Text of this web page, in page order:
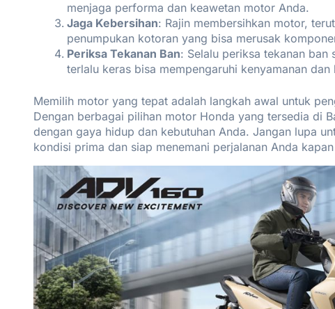
menjaga performa dan keawetan motor Anda.
Jaga Kebersihan: Rajin membersihkan motor,
penumpukan kotoran yang bisa merusak
Periksa Tekanan Ban: Selalu periksa tekanan ban
terlalu keras bisa mempengaruhi kenyamanan dan
Memilih motor yang tepat adalah langkah awal untuk
Dengan berbagai pilihan motor Honda yang tersedia di
dengan gaya hidup dan kebutuhan Anda. Jangan lupa
kondisi prima dan siap menemani perjalanan Anda